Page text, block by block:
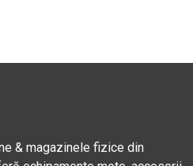
& magazinele fizice din